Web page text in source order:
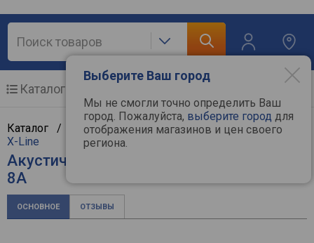
Выберите Ваш город
Мы не смогли точно определить Ваш
город. Пожалуйста, выберите город для
отображения магазинов и цен своего
региона.
Каталог
Каталог / Аудиотехника/Акустические системы
X-Line
Акустическая система X-Line ALFA P-
8A
ОСНОВНОЕ ОТЗЫВЫ